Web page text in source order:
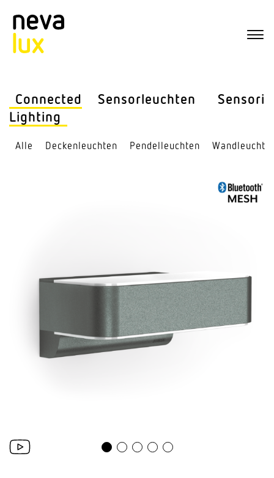
Connected
Lighting
Sensor­leuchten Sensorik
Alle Decken­leuchten Pendel­leuchten